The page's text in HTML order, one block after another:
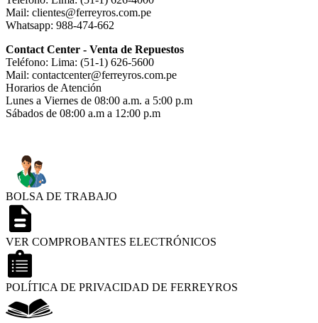
Mail: clientes@ferreyros.com.pe
Whatsapp: 988-474-662
Contact Center - Venta de Repuestos
Teléfono: Lima: (51-1) 626-5600
Mail: contactcenter@ferreyros.com.pe
Horarios de Atención
Lunes a Viernes de 08:00 a.m. a 5:00 p.m
Sábados de 08:00 a.m a 12:00 p.m
BOLSA DE TRABAJO
VER COMPROBANTES ELECTRÓNICOS
POLÍTICA DE PRIVACIDAD DE FERREYROS